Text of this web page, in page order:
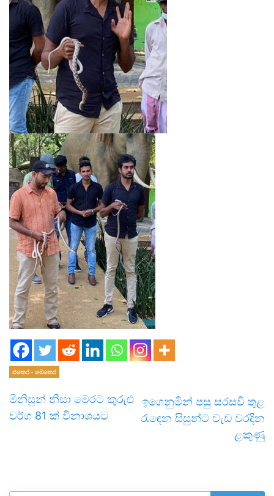
එතෙර - මෙතෙර
මිනිසුන් නිසා මෙරට කුරුළු
වර්ග 81 ක් විනාශයට
ඉගෙනුමින් පසු සරසවි තුළ
රැඳෙන සිසුන්ට වැඩ වරදින
ළකුණු